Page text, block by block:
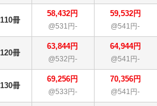
110冊
58,432円
@531円-
59,532円
@541円-
120冊
63,844円
@532円-
64,944円
@541円-
130冊
69,256円
@533円-
70,356円
@541円-